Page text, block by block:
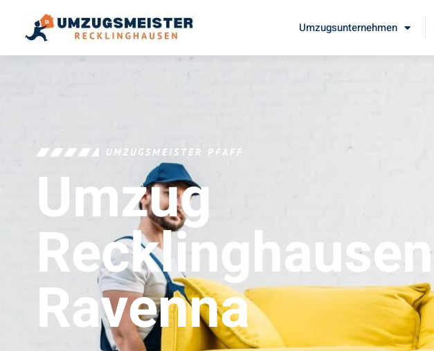
Umzugsunternehmen
UMZUGSMEISTER PFAFF
Umzug
Recklinghausen
Ravenna